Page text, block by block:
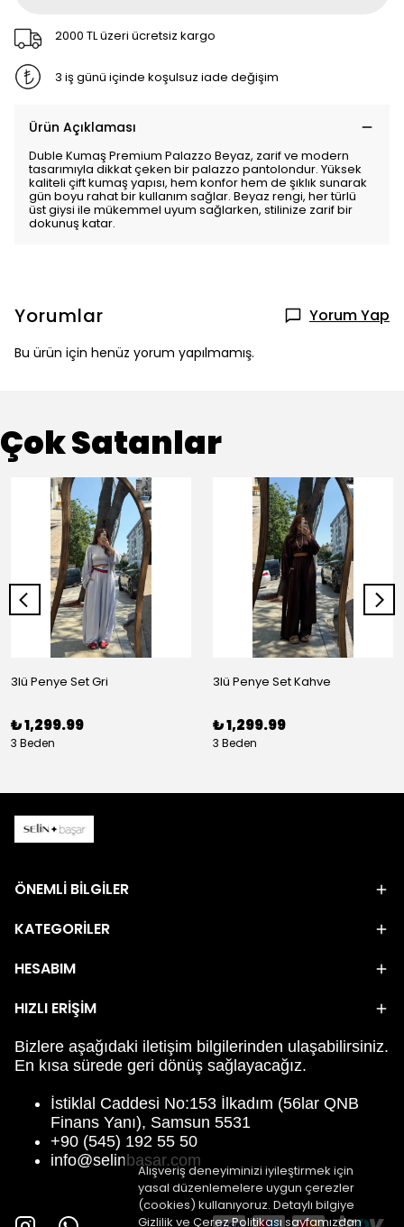
Alışveriş deneyiminizi iyileştirmek için
yasal düzenlemelere uygun çerezler
(cookies) kullanıyoruz. Detaylı bilgiye
Gizlilik ve Çerez Politikasısayfamızdan
2000 TL üzeri ücretsiz kargo
3 iş günü içinde koşulsuz iade değişim
Ürün Açıklaması
Duble Kumaş Premium Palazzo Beyaz, zarif ve modern
tasarımıyla dikkat çeken bir palazzo pantolondur. Yüksek
kaliteli çift kumaş yapısı, hem konfor hem de şıklık sunarak
gün boyu rahat bir kullanım sağlar. Beyaz rengi, her türlü
üst giysi ile mükemmel uyum sağlarken, stilinize zarif bir
dokunuş katar.
Yorumlar Yorum Yap
Bu ürün için henüz yorum yapılmamış.
Çok Satanlar
3lü Penye Set Gri
₺ 1,299.99
3 Beden
3lü Penye Set Kahve
₺ 1,299.99
3 Beden
ÖNEMLİ BİLGİLER
KATEGORİLER
HESABIM
HIZLI ERİŞİM
Bizlere aşağıdaki iletişim bilgilerinden ulaşabilirsiniz.
En kısa sürede geri dönüş sağlayacağız.
İstiklal Caddesi No:153 İlkadım (56lar QNB
Finans Yanı), Samsun 5531
+90 (545) 192 55 50
info@selinbasar.com